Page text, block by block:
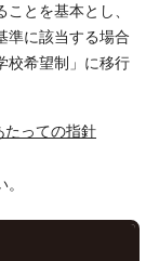
とを基本とし、
準に該当する場合
校希望制」に移行
たっての指針